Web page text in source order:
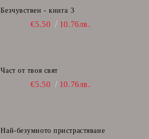
Безчувствен - книга 3
€5.50 10.76лв.
Част от твоя свят
€5.50 10.76лв.
Най-безумното пристрастяване